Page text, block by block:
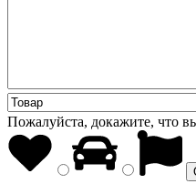
Пожалуйста, докажите, что